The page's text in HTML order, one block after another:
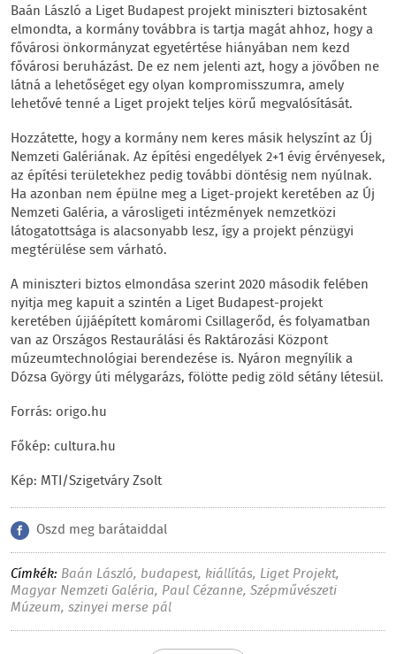
Baán László a Liget Budapest projekt miniszteri biztosaként
elmondta, a kormány továbbra is tartja magát ahhoz, hogy a
fővárosi önkormányzat egyetértése hiányában nem kezd
fővárosi beruházást. De ez nem jelenti azt, hogy a jövőben ne
látná a lehetőséget egy olyan kompromisszumra, amely
lehetővé tenné a Liget projekt teljes körű megvalósítását.
Hozzátette, hogy a kormány nem keres másik helyszínt az Új
Nemzeti Galériának. Az építési engedélyek 2+1 évig érvényesek,
az építési területekhez pedig további döntésig nem nyúlnak.
Ha azonban nem épülne meg a Liget-projekt keretében az Új
Nemzeti Galéria, a városligeti intézmények nemzetközi
látogatottsága is alacsonyabb lesz, így a projekt pénzügyi
megtérülése sem várható.
A miniszteri biztos elmondása szerint 2020 második felében
nyitja meg kapuit a szintén a Liget Budapest-projekt
keretében újjáépített komáromi Csillagerőd, és folyamatban
van az Országos Restaurálási és Raktározási Központ
múzeumtechnológiai berendezése is. Nyáron megnyílik a
Dózsa György úti mélygarázs, fölötte pedig zöld sétány létesül.
Forrás: origo.hu
Főkép: cultura.hu
Kép: MTI/Szigetváry Zsolt
Oszd meg barátaiddal
Címkék: Baán László, budapest, kiállítás, Liget Projekt,
Magyar Nemzeti Galéria, Paul Cézanne, Szépművészeti
Múzeum, szinyei merse pál